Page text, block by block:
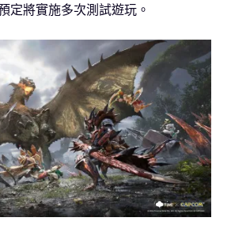
定將實施多次測試遊玩。